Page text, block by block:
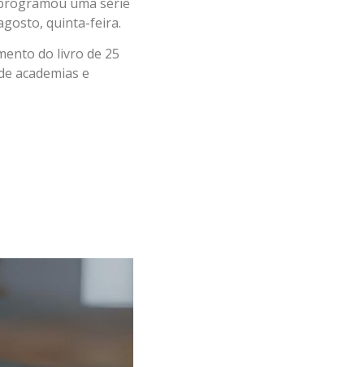
quinta-feira.
do livro de 25
academias e